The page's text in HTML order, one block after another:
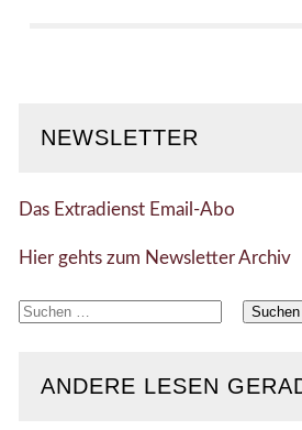
NEWSLETTER
Das Extradienst Email-Abo
Hier gehts zum Newsletter Archiv
Suchen
ANDERE LESEN